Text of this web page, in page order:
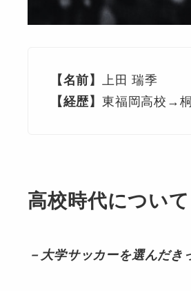
【名前】
上田 瑞季
【経歴】 東福岡高校→
高校時代について
－大学サッカーを選んだき